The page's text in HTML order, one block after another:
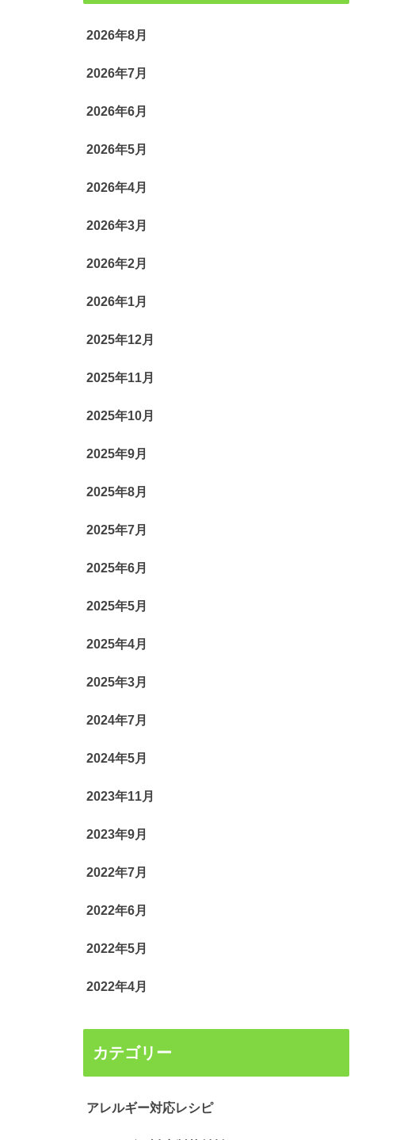
2026年8月
2026年7月
2026年6月
2026年5月
2026年4月
2026年3月
2026年2月
2026年1月
2025年12月
2025年11月
2025年10月
2025年9月
2025年8月
2025年7月
2025年6月
2025年5月
2025年4月
2025年3月
2024年7月
2024年5月
2023年11月
2023年9月
2022年7月
2022年6月
2022年5月
2022年4月
カテゴリー
アレルギー対応レシピ